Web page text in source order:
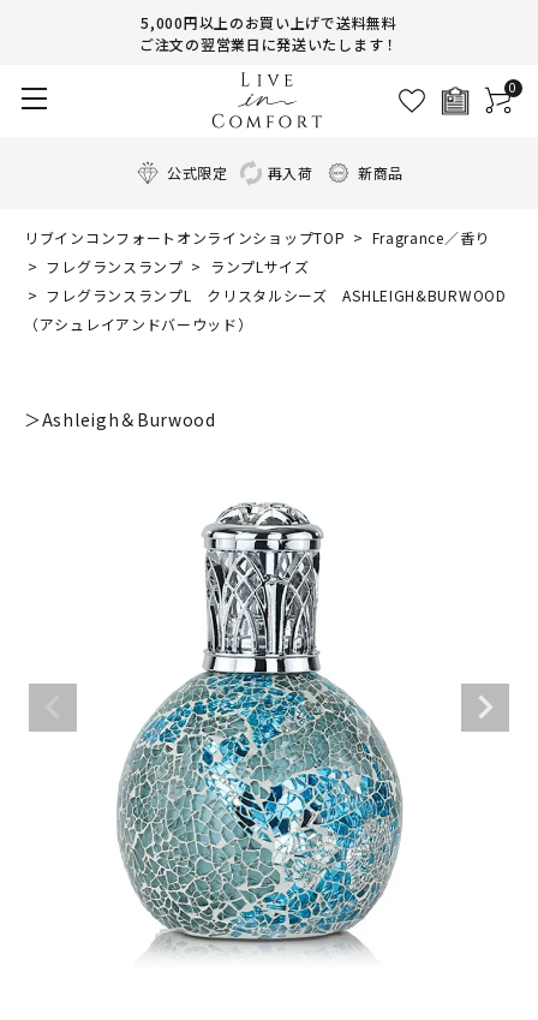
5,000円以上のお買い上げで送料無料
ご注文の翌営業日に発送いたします！
0
公式限定 再入荷 新商品
リブインコンフォートオンラインショップTOP
Fragrance／香り
フレグランスランプ
ランプLサイズ
フレグランスランプL クリスタルシーズ ASHLEIGH&BURWOOD
（アシュレイアンドバーウッド）
＞Ashleigh＆Burwood